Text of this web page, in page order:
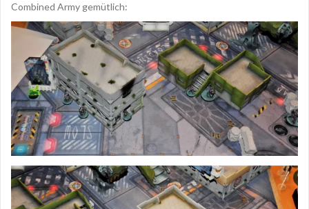
Combined Army gemütlich: